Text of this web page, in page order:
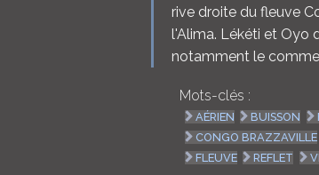
rive droite du fleuve
l'Alima. Lékéti et Oyo
notamment le
Mots-clés :
AÉRIEN BUISSON
CONGO BRAZZAVILLE
FLEUVE
REFLET